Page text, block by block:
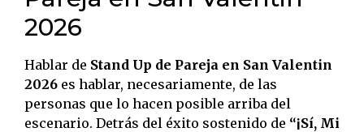
2026
Hablar de Stand Up de Pareja en San Valentin
2026 es hablar, necesariamente, de las
personas que lo hacen posible arriba del
escenario. Detrás del éxito sostenido de “¡Sí, Mi